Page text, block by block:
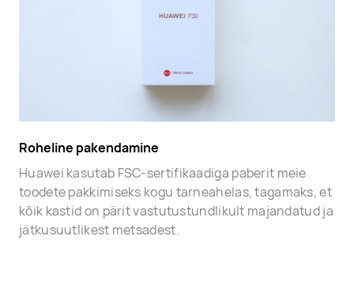
Roheline pakendamine
Huawei kasutab FSC-sertifikaadiga paberit meie
toodete pakkimiseks kogu tarneahelas, tagamaks, et
kõik kastid on pärit vastutustundlikult majandatud ja
jätkusuutlikest metsadest.